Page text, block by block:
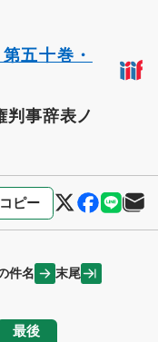
五十巻・
判事辞表ノ
ピー
件名 末尾
最後